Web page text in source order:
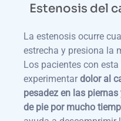
Estenosis del
La estenosis ocurre
estrecha y presiona la
Los pacientes con
experimentar dolor al
pesadez en las
de pie por mucho